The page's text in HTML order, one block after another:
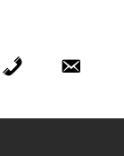
ÉlémentÉlément